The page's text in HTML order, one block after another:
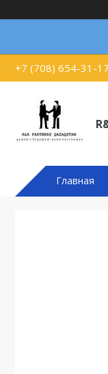
+7 (708) 654-31-17
Главная